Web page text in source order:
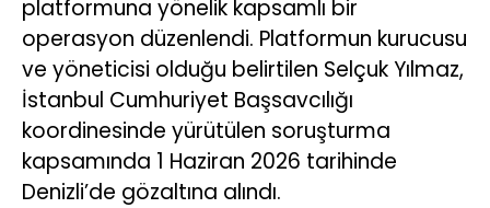
platformuna yönelik kapsamlı bir
operasyon düzenlendi. Platformun kurucusu
ve yöneticisi olduğu belirtilen Selçuk Yılmaz,
İstanbul Cumhuriyet Başsavcılığı
koordinesinde yürütülen soruşturma
kapsamında 1 Haziran 2026 tarihinde
Denizli’de gözaltına alındı.